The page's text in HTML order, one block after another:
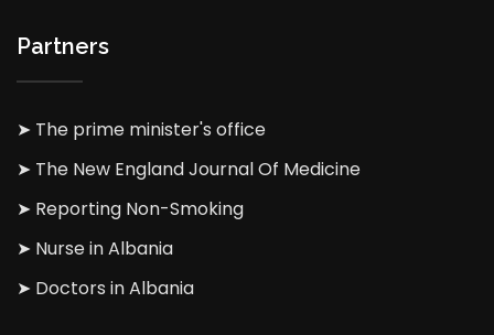
Partners
➤ The prime minister's office
➤ The New England Journal Of Medicine
➤ Reporting Non-Smoking
➤ Nurse in Albania
➤ Doctors in Albania